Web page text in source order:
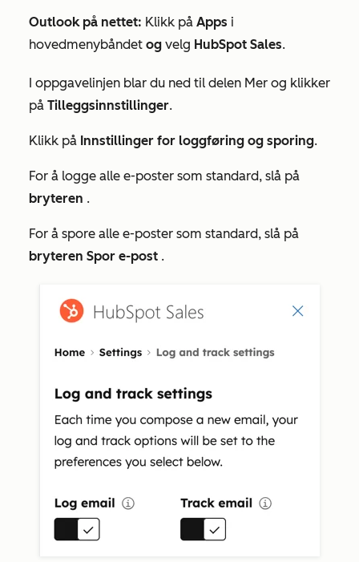
Outlook på nettet: Klikk på Apps i
hovedmenybåndet og velg HubSpot Sales.
I oppgavelinjen blar du ned til delen Mer og klikker
på Tilleggsinnstillinger.
Klikk på Innstillinger for loggføring og sporing.
For å logge alle e-poster som standard, slå på
bryteren .
For å spore alle e-poster som standard, slå på
bryteren Spor e-post .